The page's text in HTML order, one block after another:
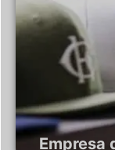
Empresa